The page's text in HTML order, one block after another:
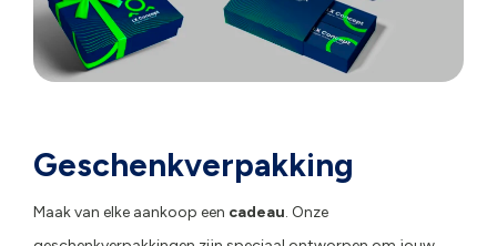
Geschenkverpakking
Maak van elke aankoop een cadeau. Onze